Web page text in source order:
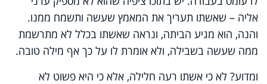
אליה – שאשתו תעריך את המאמץ שעשה ותשמח ממנו.
והנה, הוא מגיע הביתה, ונראה שאשתו בכלל לא מתרשמת
ממה שעשה בשבילה, ולא אומרת לו על כך אף מילה טובה.
ומדוע? לא כי אשתו רעה חלילה, אלא כי היא פשוט לא